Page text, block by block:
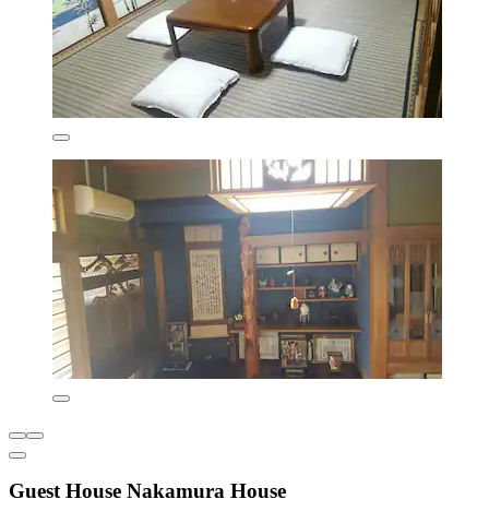
Guest House Nakamura House